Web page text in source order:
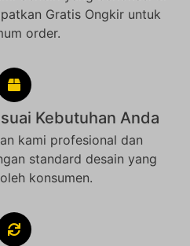
Gratis Ongkir untuk
order.
Kebutuhan Anda
kami profesional dan
standard desain yang
konsumen.